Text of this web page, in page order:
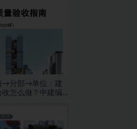
→分部→单位：建
收怎么做？中建编